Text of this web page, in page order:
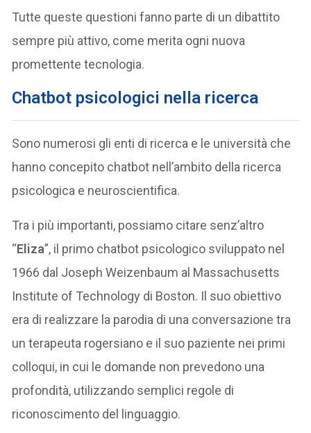
Tutte queste questioni fanno parte di un dibattito
sempre più attivo, come merita ogni nuova
promettente tecnologia.
Chatbot psicologici nella ricerca
Sono numerosi gli enti di ricerca e le università che
hanno concepito chatbot nell’ambito della ricerca
psicologica e neuroscientifica.
Tra i più importanti, possiamo citare senz’altro
“Eliza”, il primo chatbot psicologico sviluppato nel
1966 dal Joseph Weizenbaum al Massachusetts
Institute of Technology di Boston. Il suo obiettivo
era di realizzare la parodia di una conversazione tra
un terapeuta rogersiano e il suo paziente nei primi
colloqui, in cui le domande non prevedono una
profondità, utilizzando semplici regole di
riconoscimento del linguaggio.